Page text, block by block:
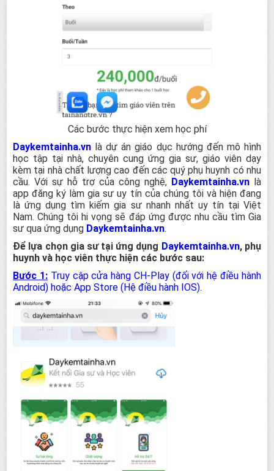
Các bước thực hiện xem học phí
Daykemtainha.vn là dự án giáo dục hướng đến mô hình
học tập tại nhà, chuyên cung ứng gia sư, giáo viên dạy
kèm tại nhà chất lượng cao đến các quý phụ huynh có nhu
cầu. Với sự hỗ trợ của công nghệ, Daykemtainha.vnlà
app đăng ký làm gia sư uy tín của chúng tôi và hiện đang
là ứng dụng tìm kiếm gia sư nhanh nhất uy tín tại Việt
Nam. Chúng tôi hi vọng sẽ đáp ứng được nhu cầu tìm Gia
sư qua ứng dụng Daykemtainha.vn.
Để lựa chọn gia sư tại ứng dụng Daykemtainha.vn, phụ
huynh và học viên thực hiện các bước sau:
Bước 1:Truy cập cửa hàng CH-Play (đối với hệ điều hành
Android) hoặc App Store (Hệ điều hành IOS).